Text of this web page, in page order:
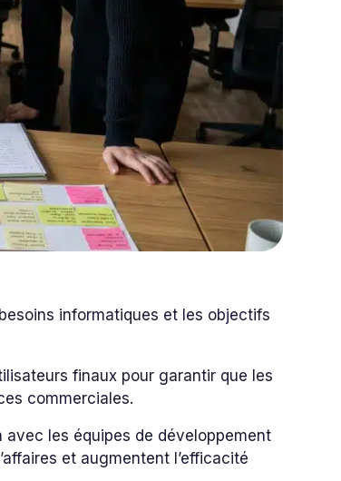
informatiques et les objectifs
finaux pour garantir que les
commerciales.
les équipes de développement
et augmentent l’efficacité